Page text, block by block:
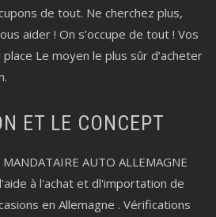
de tout. Ne cherchez plus,
aider ! On s’occupe de tout ! Vos
Le moyen le plus sûr d’acheter
ET LE CONCEPT
AUTO ALLEMAGNE
à l'achat et dl'importation de
en Allemagne . Vérifications